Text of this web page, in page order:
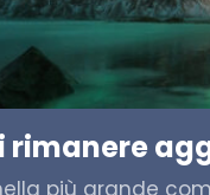
NATO
rimanere
più grande